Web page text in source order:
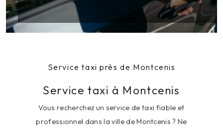
Service taxi près de Montcenis
Service taxi à Montcenis
Vous recherchez un service de taxi fiable et
professionnel dans la ville de Montcenis ? Ne